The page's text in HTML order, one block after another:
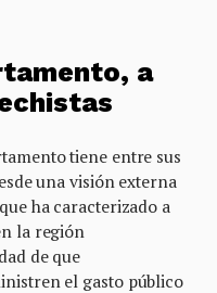
a
tiene entre sus
una visión externa
ha caracterizado a
la región
de que
el gasto público